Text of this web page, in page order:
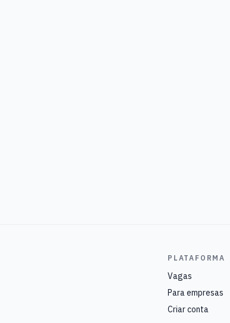
PLATAFORMA
Vagas
Para empresas
Criar conta